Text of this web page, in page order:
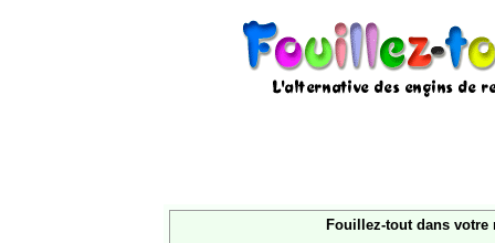
Fouillez-tout dans votre